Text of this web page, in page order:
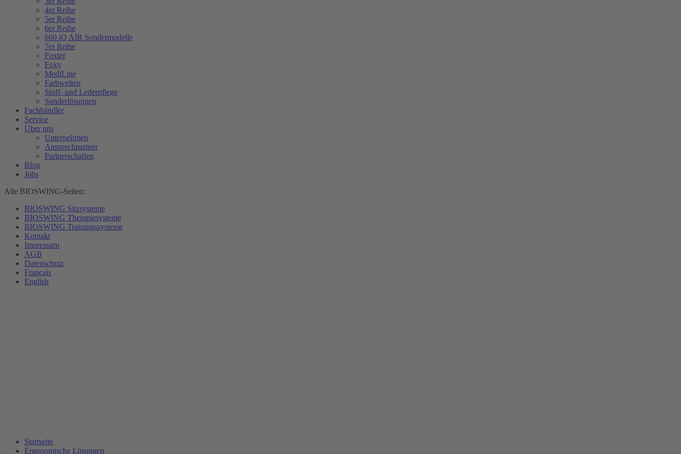
4er Reihe
5er Reihe
6er Reihe
660 iQ AIR Sondermodelle
7er Reihe
Foxter
Foxy
MediLine
Farbwelten
Stoff- und Lederpflege
Sonderlösungen
Fachhändler
Service
Über uns
Unternehmen
Ansprechpartner
Partnerschaften
Blog
Jobs
Alle BIOSWING-Seiten:
BIOSWING Sitzsysteme
BIOSWING Therapiesysteme
BIOSWING Trainingssysteme
Kontakt
Impressum
AGB
Datenschutz
Français
English
Startseite
Ergonomische Lösungen